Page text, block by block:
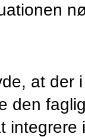
at der
den